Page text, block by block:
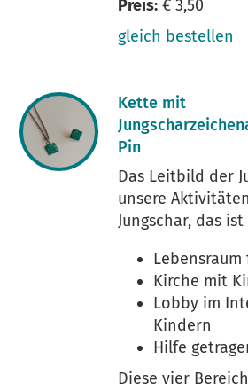
Preis: € 3,50
gleich bestellen
Kette mit
Pin
Das Leitbild der
unsere
Jungschar, das ist
Kirche mit
Lobby im
Kindern
Hilfe
Diese vier